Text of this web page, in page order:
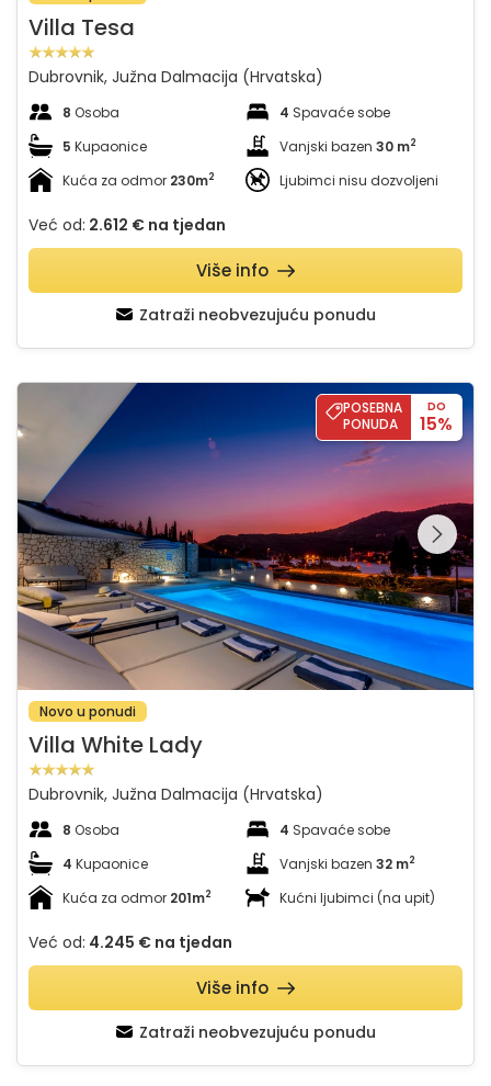
Villa Tesa
Dubrovnik, Južna Dalmacija (Hrvatska)
8 Osoba 4 Spavaće sobe
5 Kupaonice Vanjski bazen 30 m2
Kuća za odmor 230m2 Ljubimci nisu dozvoljeni
Već od: 2.612 € na tjedan
Zatraži neobvezujuću ponudu
Više info
Villa White Lady
POSEBNA
PONUDA
DO
15%
Pregledajte cijelu
galeriju na
Novo u ponudi
Villa White Lady
Dubrovnik, Južna Dalmacija (Hrvatska)
8 Osoba 4 Spavaće sobe
4 Kupaonice Vanjski bazen 32 m2
Kuća za odmor 201m2 Kućni ljubimci (na upit)
Već od: 4.245 € na tjedan
Zatraži neobvezujuću ponudu
Više info